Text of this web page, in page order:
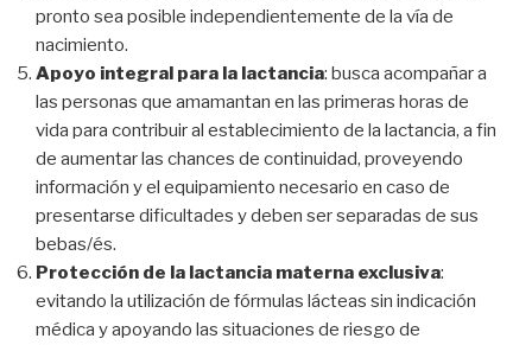
pronto sea posible independientemente de la vía de
nacimiento.
Apoyo integral para la lactancia: busca acompañar a
las personas que amamantan en las primeras horas de
vida para contribuir al establecimiento de la lactancia, a fin
de aumentar las chances de continuidad, proveyendo
información y el equipamiento necesario en caso de
presentarse dificultades y deben ser separadas de sus
bebas/és.
Protección de la lactancia materna exclusiva:
evitando la utilización de fórmulas lácteas sin indicación
médica y apoyando las situaciones de riesgo de